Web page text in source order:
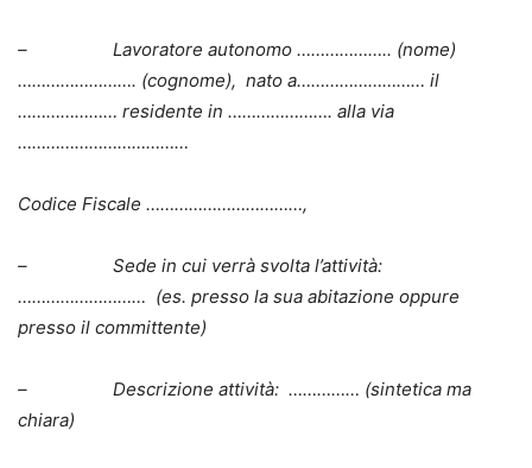
– Lavoratore autonomo ……………….. (nome)
……………………. (cognome), nato a……………………… il
………………… residente in …………………. alla via
………………………………
Codice Fiscale ……………………………,
– Sede in cui verrà svolta l’attività:
……………………… (es. presso la sua abitazione oppure
presso il committente)
– Descrizione attività: …………… (sintetica ma
chiara)